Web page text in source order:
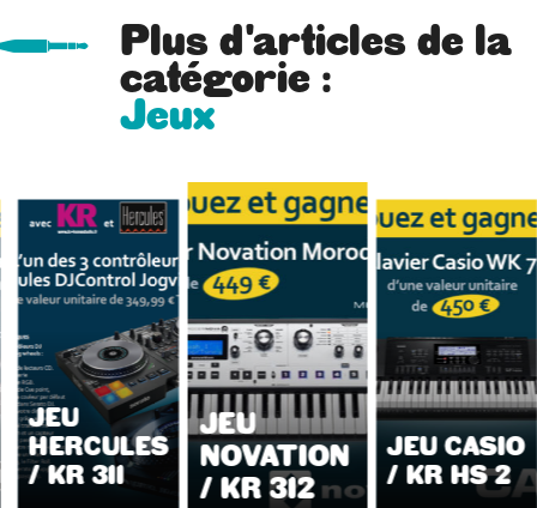
Plus d'articles de la
catégorie :
Jeux
JEU
HERCULES
/ KR 311
JEU
NOVATION
/ KR 312
JEU CASIO
/ KR HS 2